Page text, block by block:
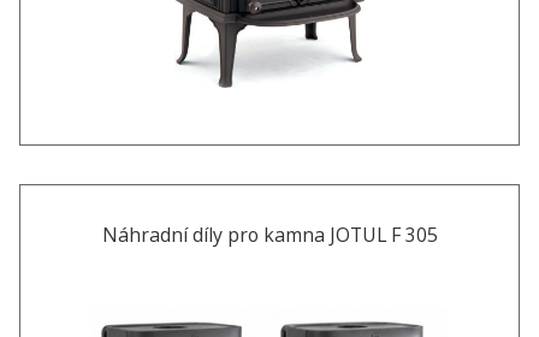
Náhradní díly pro kamna JOTUL F 305